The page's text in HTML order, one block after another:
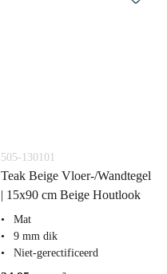
505-130101
Teak Beige Vloer-/Wandtegel
| 15x90 cm Beige Houtlook
Mat
9 mm dik
Niet-gerectificeerd